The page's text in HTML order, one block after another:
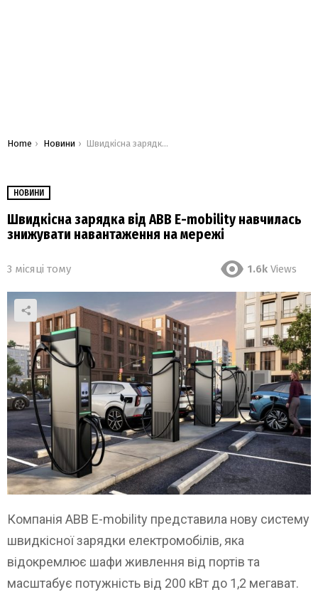
You are here:
Home Новини Швидкісна зарядка від ABB E-mobility навчилась знижувати навантаження на мережі
НОВИНИ
Швидкісна зарядка від ABB E-mobility навчилась
знижувати навантаження на мережі
3 місяці тому 1.6k Views
Компанія ABB E-mobility представила нову систему
швидкісної зарядки електромобілів, яка
відокремлює шафи живлення від портів та
масштабує потужність від 200 кВт до 1,2 мегават.